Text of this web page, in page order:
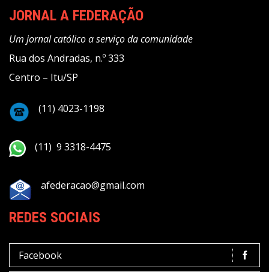
JORNAL A FEDERAÇÃO
Um jornal católico a serviço da comunidade
Rua dos Andradas, n.º 333
Centro – Itu/SP
(11) 4023-1198
(11) 9 3318-4475
afederacao@gmail.com
REDES SOCIAIS
Facebook